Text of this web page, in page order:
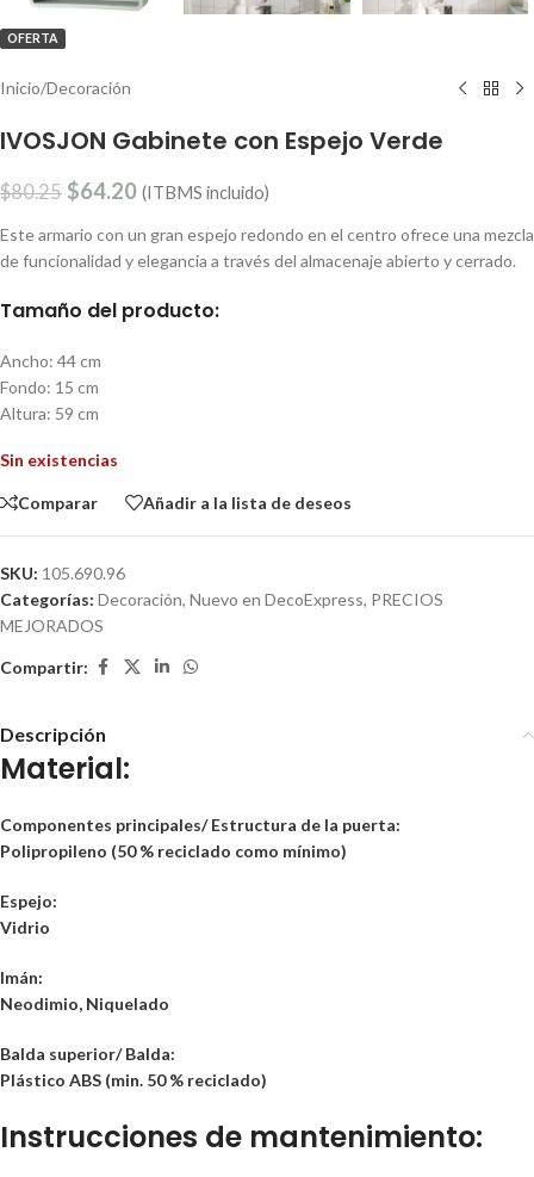
OFERTA
Inicio/Decoración
IVOSJON Gabinete con Espejo Verde
$80.25 $64.20 (ITBMS incluido)
Este armario con un gran espejo redondo en el centro ofrece una mezcla
de funcionalidad y elegancia a través del almacenaje abierto y cerrado.
Tamaño del producto:
Ancho: 44 cm
Fondo: 15 cm
Altura: 59 cm
Sin existencias
Comparar Añadir a la lista de deseos
SKU: 105.690.96
Categorías: Decoración, Nuevo en DecoExpress, PRECIOS
MEJORADOS
Compartir:
Descripción
Material:
Componentes principales/ Estructura de la puerta:
Polipropileno (50 % reciclado como mínimo)
Espejo:
Vidrio
Imán:
Neodimio, Niquelado
Balda superior/ Balda:
Plástico ABS (min. 50 % reciclado)
Instrucciones de mantenimiento: